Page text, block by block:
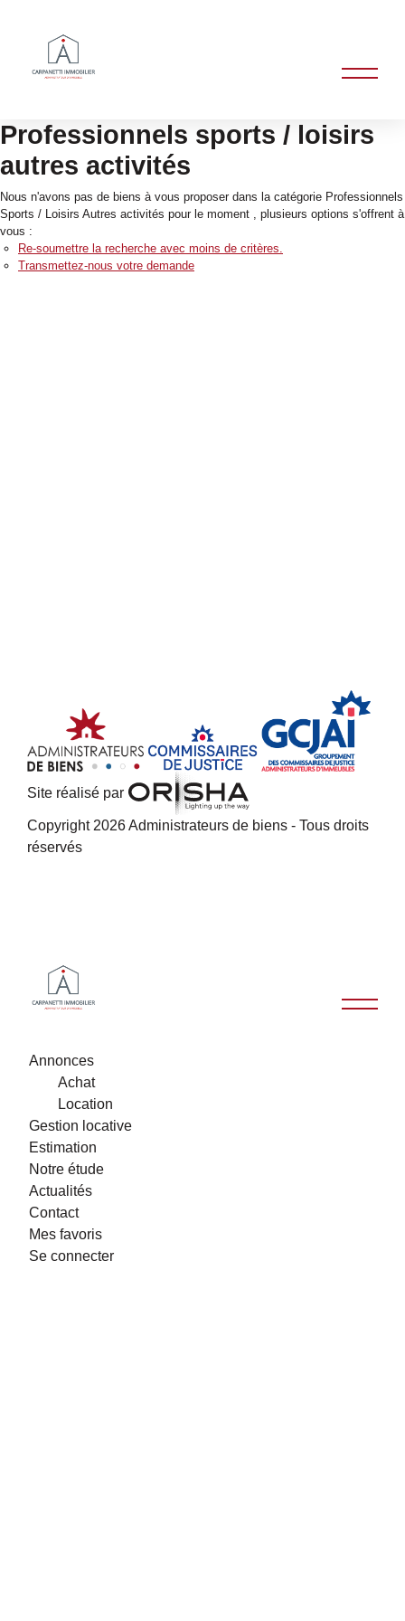
Professionnels sports / loisirs
autres activités
Nous n'avons pas de biens à vous proposer dans la catégorie Professionnels
Sports / Loisirs Autres activités pour le moment , plusieurs options s'offrent à
vous :
Re-soumettre la recherche avec moins de critères.
Transmettez-nous votre demande
Site réalisé par
Copyright 2026 Administrateurs de biens - Tous droits
réservés
Annonces
Achat
Location
Gestion locative
Estimation
Notre étude
Actualités
Contact
Mes favoris
Se connecter